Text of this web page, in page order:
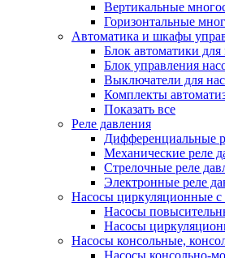
Вертикальные
Горизонтальные
Автоматика и шкафы
Блок автоматики для
Блок управления
Выключатели для
Комплекты
Показать все
Реле давления
Дифференциальные
Механические реле
Стрелочные реле
Электронные реле
Насосы циркуляционные
Насосы
Насосы
Насосы консольные,
Насосы консольно-